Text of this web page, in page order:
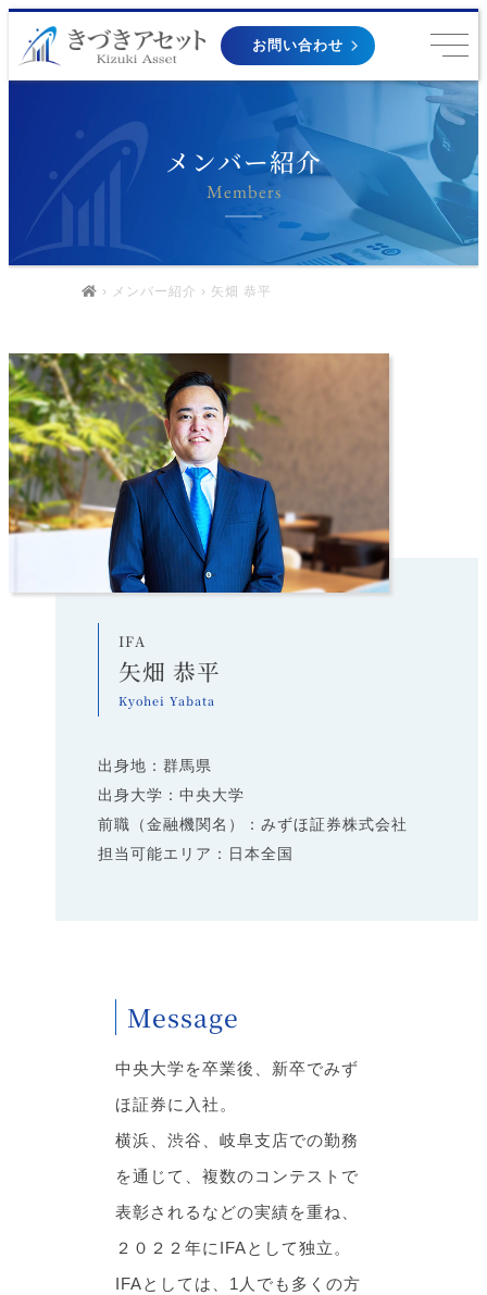
お問い合わせ
メンバー紹介
Members
› メンバー紹介 › 矢畑 恭平
IFA
矢畑 恭平
Kyohei Yabata
出身地：群馬県
出身大学：中央大学
前職（金融機関名）：みずほ証券株式会社
担当可能エリア：日本全国
Message
中央大学を卒業後、新卒でみず
ほ証券に入社。
横浜、渋谷、岐阜支店での勤務
を通じて、複数のコンテストで
表彰されるなどの実績を重ね、
２０２２年にIFAとして独立。
IFAとしては、1人でも多くの方